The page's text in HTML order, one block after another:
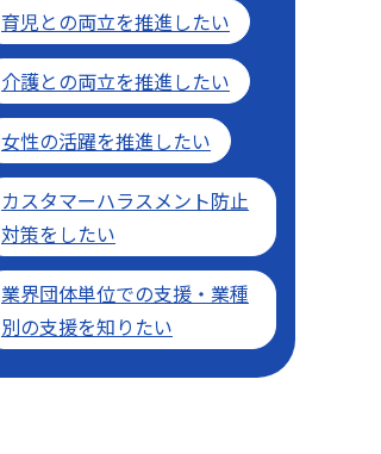
育児との両立を推進したい
介護との両立を推進したい
女性の活躍を推進したい
カスタマーハラスメント防止
対策をしたい
業界団体単位での支援・業種
別の支援を知りたい